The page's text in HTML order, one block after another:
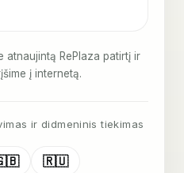
atnaujintą RePlaza patirtį ir
į internetą.
ir didmeninis tiekimas
🇷🇺